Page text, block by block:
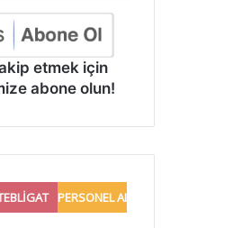
etmek için
abone olun!